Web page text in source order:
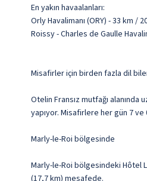
En yakın havaalanları:
Orly Havalimanı (ORY) - 33 km /
Roissy - Charles de Gaulle
Misafirler için birden fazla dil
Otelin Fransız mutfağı
yapıyor. Misafirlere her gün 7 ve
Marly-le-Roi bölgesinde
Marly-le-Roi bölgesindeki Hôtel